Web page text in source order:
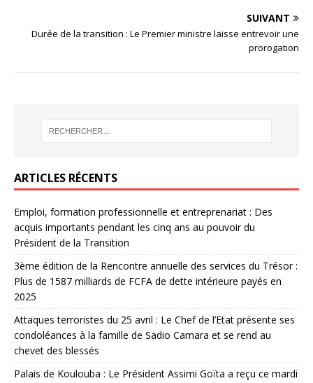
SUIVANT
Durée de la transition : Le Premier ministre laisse entrevoir une
prorogation
ARTICLES RÉCENTS
Emploi, formation professionnelle et entreprenariat : Des
acquis importants pendant les cinq ans au pouvoir du
Président de la Transition
3ème édition de la Rencontre annuelle des services du Trésor :
Plus de 1587 milliards de FCFA de dette intérieure payés en
2025
Attaques terroristes du 25 avril : Le Chef de l’Etat présente ses
condoléances à la famille de Sadio Camara et se rend au
chevet des blessés
Palais de Koulouba : Le Président Assimi Goïta a reçu ce mardi